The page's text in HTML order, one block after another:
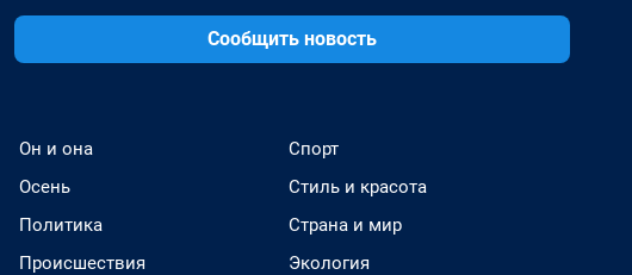
Сообщить новость
Он и она
Осень
Политика
Происшествия
Спорт
Стиль и красота
Страна и мир
Экология